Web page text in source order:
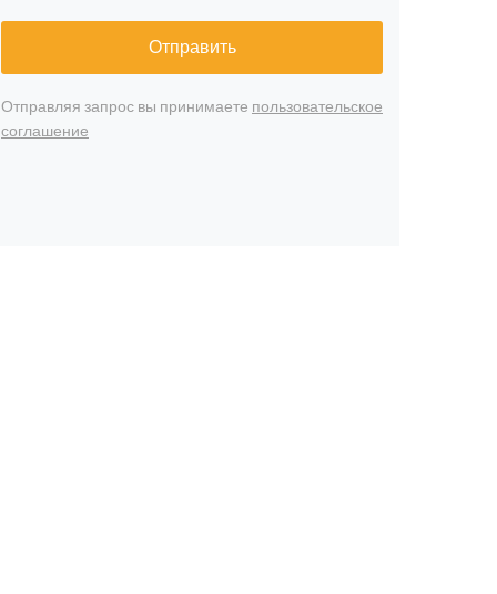
Отправить
Отправляя запрос вы принимаете пользовательское
соглашение